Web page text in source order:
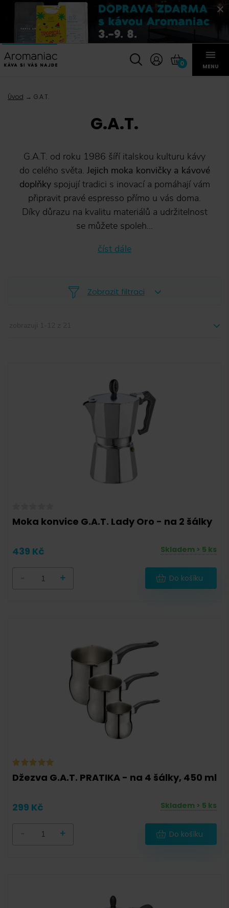
0 MENU
Úvod G.A.T.
G.A.T.
G.A.T. od roku 1986 šíří italskou kulturu kávy
do celého světa. Jejich moka konvičky a kávové
doplňkyspojují tradici s inovací a pomáhají vám
připravit pravé espresso přímo u vás doma.
Díky důrazu na kvalitu materiálů a udržitelnost
se můžete spoleh...
číst dále
Zobrazit filtraci
Moka konvice G.A.T. Lady Oro - na 2 šálky
439 Kč Skladem > 5 ks
+ Do košíku
Džezva G.A.T. PRATIKA - na 4 šálky, 450 ml
299 Kč Skladem > 5 ks
+ Do košíku